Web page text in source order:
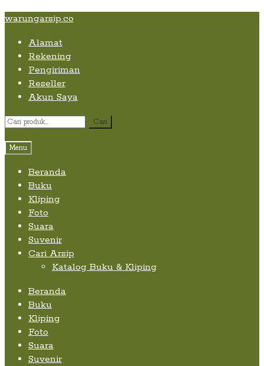
Skip
content
Skip
navigation
Skip
content
warungarsip.co
Alamat
Rekening
Pengiriman
Reseller
Akun Saya
Pencarian
Cari
Menu
Beranda
Buku
Kliping
Foto
Suara
Suvenir
Cari Arsip
Katalog Buku & Kliping
Beranda
Buku
Kliping
Foto
Suara
Suvenir